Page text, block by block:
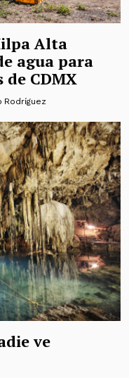
Alta
agua para
CDMX
Rodríguez
ve